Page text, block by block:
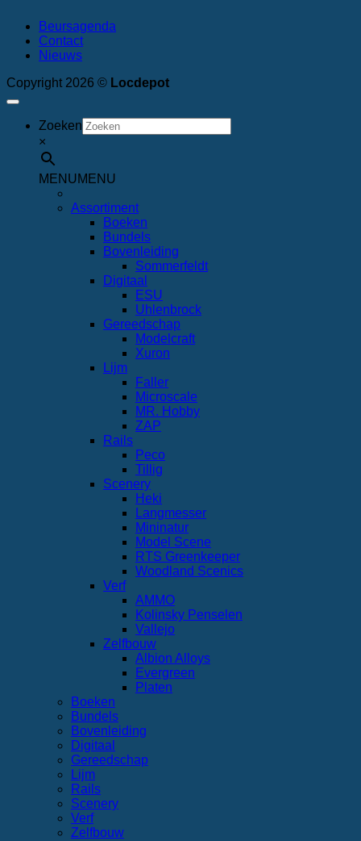
Beursagenda
Contact
Nieuws
Copyright 2026 © Locdepot
Zoeken
×
MENUMENU
Assortiment
Boeken
Bundels
Bovenleiding
Sommerfeldt
Digitaal
ESU
Uhlenbrock
Gereedschap
Modelcraft
Xuron
Lijm
Faller
Microscale
MR. Hobby
ZAP
Rails
Peco
Tillig
Scenery
Heki
Langmesser
Mininatur
Model Scene
RTS Greenkeeper
Woodland Scenics
Verf
AMMO
Kolinsky Penselen
Vallejo
Zelfbouw
Albion Alloys
Evergreen
Platen
Boeken
Bundels
Bovenleiding
Digitaal
Gereedschap
Lijm
Rails
Scenery
Verf
Zelfbouw